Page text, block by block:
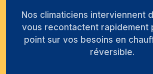
Nos climaticiens interviennent
vous recontactent rapidement
point sur vos besoins en
réversible.